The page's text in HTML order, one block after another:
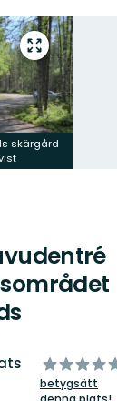
Gå
till
helskärmsläge
skärgård
av
5
betygsätt